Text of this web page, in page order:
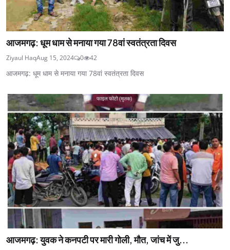
आजमगढ़: धूम धाम से मनाया गया 78वां स्वतंत्रता दिवस
Ziyaul HaqAug 15, 2024 0 42
आजमगढ़: धूम धाम से मनाया गया 78वां स्वतंत्रता दिवस
आजमगढ़: युवक ने कनपटी पर मारी गोली, मौत, जांच में जु...